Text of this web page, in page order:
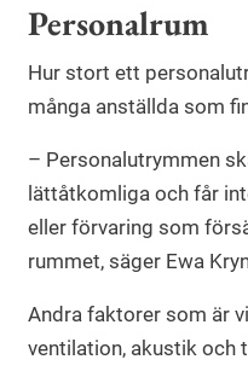
Personalrum
Hur stort ett
många anställda som
– Personalutrymmen
lättåtkomliga och får
eller förvaring som
rummet, säger Ewa
Andra faktorer som är
ventilation, akustik och